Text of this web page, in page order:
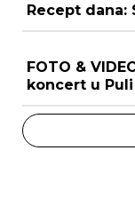
Recept dana:
FOTO &
koncert u